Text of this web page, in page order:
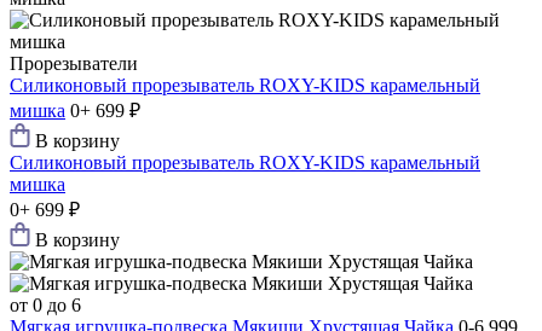
Прорезыватели
Силиконовый прорезыватель ROXY-KIDS карамельный
мишка 0+ 699 ₽
В корзину
Силиконовый прорезыватель ROXY-KIDS карамельный
мишка
0+ 699 ₽
В корзину
от 0 до 6
Мягкая игрушка-подвеска Мякиши Хрустящая Чайка 0-6 999